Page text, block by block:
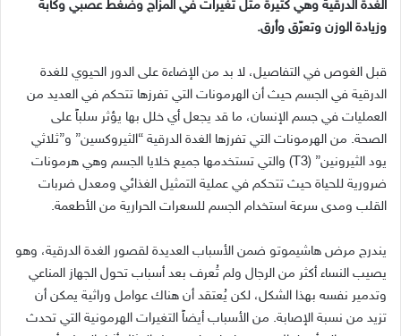
الغدة الدرقية وهي كثيرة مثل تغّيرات في المزاج وضغط عصبي وكآبة
وزيادة الوزن وتعرّق وأرق.
قبل الغوص في التفاصيل، لا بد من الإضاءة على الدور الحيوي للغدة
الدرقية في الجسم حيث أن الهرمونات التي تفرزها تتحكم في العديد من
العمليات في جسم الإنسان، ما قد يجعل أي خلل بها يؤثر سلباً على
الصحة. من الهرمونات التي تفرزها الغدة الدرقية “الثيروكسين” و”ثلاثي
يود الثيرونين” (T3)
والتي تستخدمها جميع خلايا الجسم وهي هرمونات
ضرورية للحياة حيث تتحكم في عملية التمثيل الغذائي ومعدل ضربات
القلب ومدى سرعة استخدام الجسم للسعرات الحرارية من الأطعمة.
يندرج مرض هاشيموتو ضمن الأسباب العديدة لقصور الغدة الدرقية، وهو
يصيب النساء أكثر من الرجال ولم تُعرف بعد أسباب تحول الجهاز المناعي
وتدمير نفسه بهذا الشكل، لكن يُعتقد أن هناك عوامل وراثية يمكن أن
تزيد من نسبة الإصابة. من الأسباب أيضاً التغيرات الهرمونية التي تحدث